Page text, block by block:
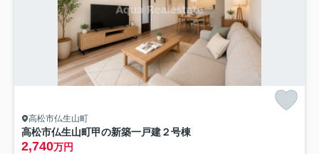
高松市仏生山町
高松市仏生山町甲の新築一戸建２号棟
2,740万円